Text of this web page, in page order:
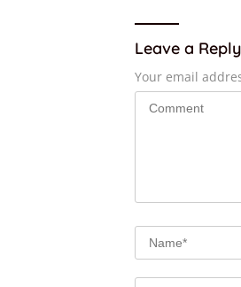
Leave a Reply
Your email